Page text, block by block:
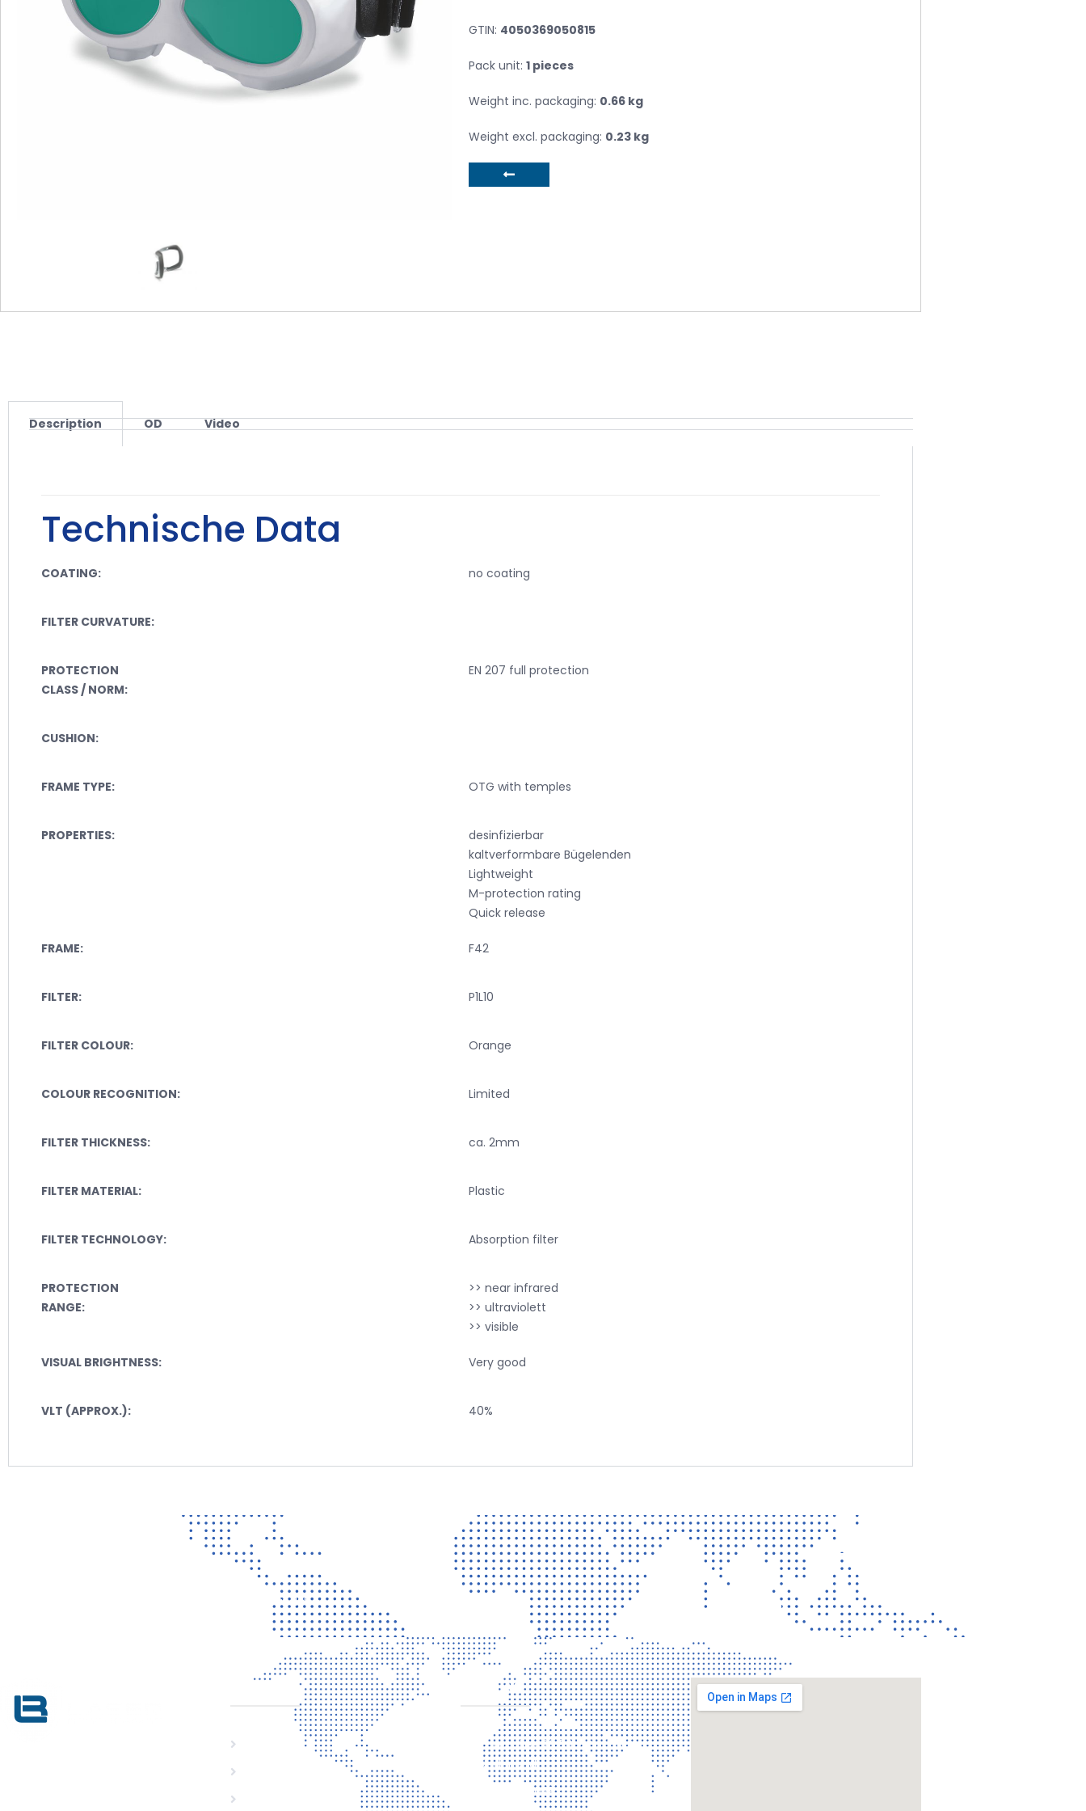
GTIN: 4050369050815
Pack unit: 1 pieces
Weight inc. packaging: 0.66 kg
Weight excl. packaging: 0.23 kg
Description OD Video
Technische Data
COATING: no coating
FILTER CURVATURE:
PROTECTION
CLASS / NORM:
EN 207 full protection
CUSHION:
FRAME TYPE: OTG with temples
PROPERTIES:
desinfizierbar
kaltverformbare Bügelenden
Lightweight
M-protection rating
Quick release
FRAME: F42
FILTER: P1L10
FILTER COLOUR: Orange
COLOUR RECOGNITION: Limited
FILTER THICKNESS: ca. 2mm
FILTER MATERIAL: Plastic
FILTER TECHNOLOGY: Absorption filter
PROTECTION
RANGE:
>> near infrared
>> ultraviolett
>> visible
VISUAL BRIGHTNESS: Very good
VLT (APPROX.): 40%
Vragen? Neem gerust contact met ons op!
CONTACT
SITEMAP CONTACT
Torenallee 20 5617 Eindhoven
Nederland
+31 6 29810283